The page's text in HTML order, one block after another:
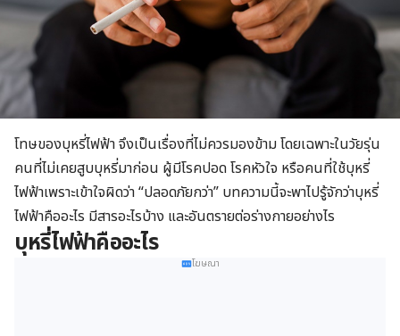
โทษของบุหรี่ไฟฟ้า จึงเป็นเรื่องที่ไม่ควรมองข้าม โดยเฉพาะในวัยรุ่น
คนที่ไม่เคยสูบบุหรี่มาก่อน ผู้มีโรคปอด โรคหัวใจ หรือคนที่ใช้บุหรี่
ไฟฟ้าเพราะเข้าใจผิดว่า “ปลอดภัยกว่า” บทความนี้จะพาไปรู้จักว่าบุหรี่
ไฟฟ้าคืออะไร มีสารอะไรบ้าง และอันตรายต่อร่างกายอย่างไร
บุหรี่ไฟฟ้าคืออะไร
โฆษณา